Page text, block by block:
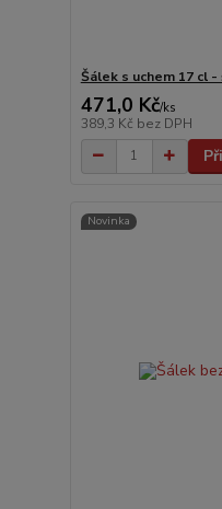
Šálek s uchem 17 cl -
471,0 Kč/ks
389,3 Kč bez DPH
Novinka